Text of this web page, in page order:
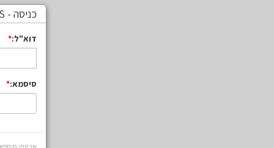
כניסה - MYLS - טכנולוגיה, מדע וחדשנות
דוא"ל:
סיסמא:
שכחתי סיסמא